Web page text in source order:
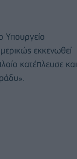
Υπουργείο
εκκενωθεί
κατέπλευσε και